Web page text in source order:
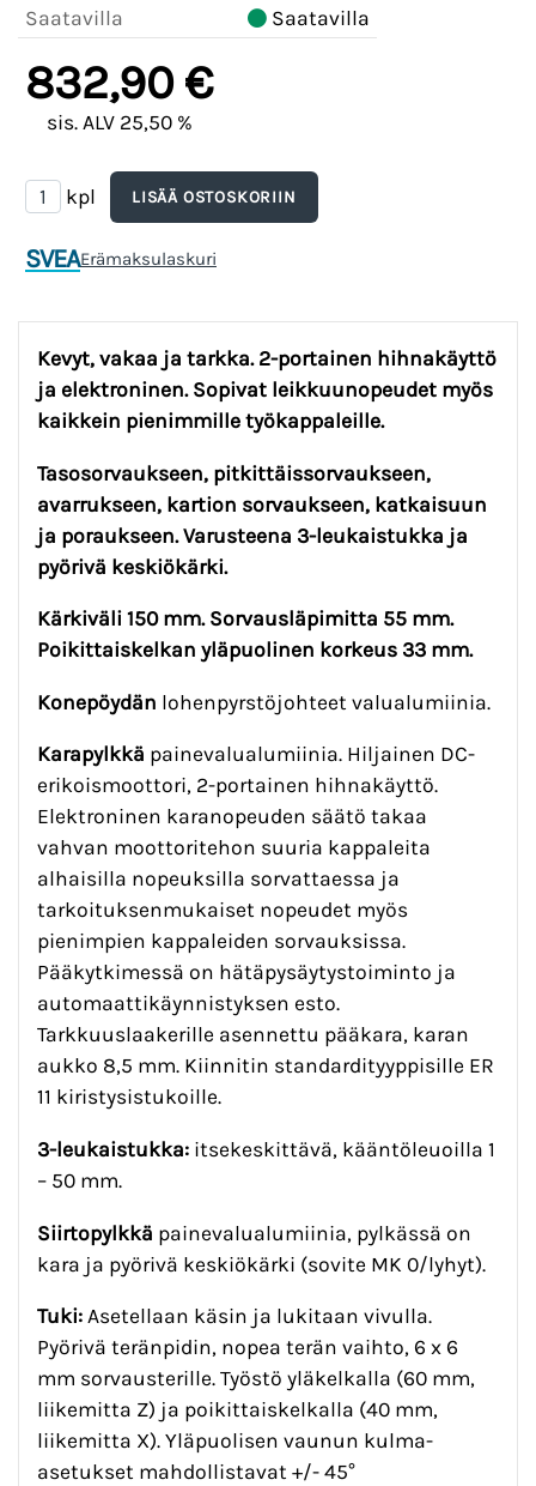
Saatavilla
Saatavilla
832,90 €
sis. ALV 25,50 %
kpl
SVEAErämaksulaskuri
Kevyt, vakaa ja tarkka. 2-portainen hihnakäyttö
ja elektroninen. Sopivat leikkuunopeudet myös
kaikkein pienimmille työkappaleille.
Tasosorvaukseen, pitkittäissorvaukseen,
avarrukseen, kartion sorvaukseen, katkaisuun
ja poraukseen. Varusteena 3-leukaistukka ja
pyörivä keskiökärki.
Kärkiväli 150 mm. Sorvausläpimitta 55 mm.
Poikittaiskelkan yläpuolinen korkeus 33 mm.
Konepöydän lohenpyrstöjohteet valualumiinia.
Karapylkkä painevalualumiinia. Hiljainen DC-
erikoismoottori, 2-portainen hihnakäyttö.
Elektroninen karanopeuden säätö takaa
vahvan moottoritehon suuria kappaleita
alhaisilla nopeuksilla sorvattaessa ja
tarkoituksenmukaiset nopeudet myös
pienimpien kappaleiden sorvauksissa.
Pääkytkimessä on hätäpysäytystoiminto ja
automaattikäynnistyksen esto.
Tarkkuuslaakerille asennettu pääkara, karan
aukko 8,5 mm. Kiinnitin standardityyppisille ER
11 kiristysistukoille.
3-leukaistukka: itsekeskittävä, kääntöleuoilla 1
– 50 mm.
Siirtopylkkä painevalualumiinia, pylkässä on
kara ja pyörivä keskiökärki (sovite MK 0/lyhyt).
Tuki: Asetellaan käsin ja lukitaan vivulla.
Pyörivä teränpidin, nopea terän vaihto, 6 x 6
mm sorvausterille. Työstö yläkelkalla (60 mm,
liikemitta Z) ja poikittaiskelkalla (40 mm,
liikemitta X). Yläpuolisen vaunun kulma-
asetukset mahdollistavat +/- 45°